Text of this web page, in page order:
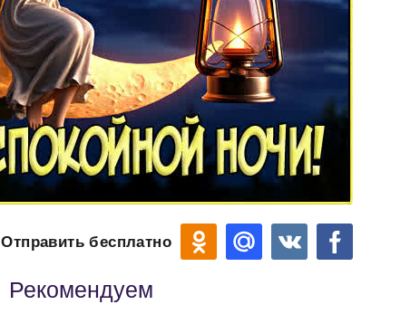
Отправить бесплатно
Рекомендуем